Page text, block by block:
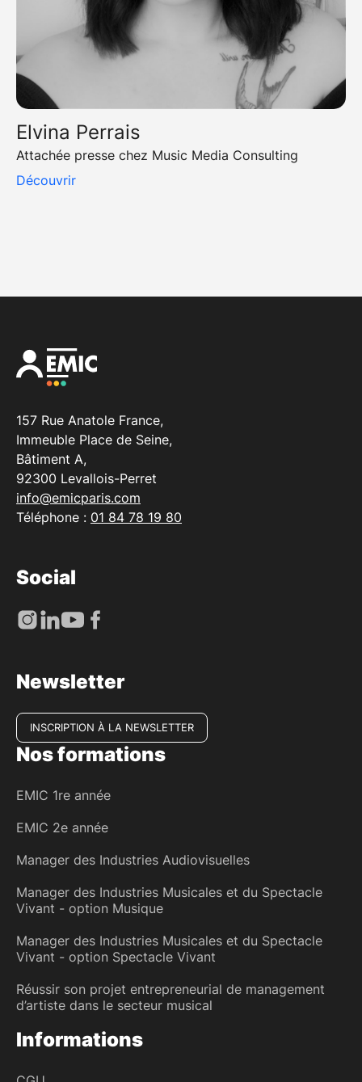
Elvina Perrais
Attachée presse chez Music Media Consulting
Découvrir
157 Rue Anatole France,
Immeuble Place de Seine,
Bâtiment A,
92300 Levallois-Perret
info@emicparis.com
Téléphone : 01 84 78 19 80
Social
Newsletter
INSCRIPTION À LA NEWSLETTER
Nos formations
EMIC 1re année
EMIC 2e année
Manager des Industries Audiovisuelles
Manager des Industries Musicales et du Spectacle
Vivant - option Musique
Manager des Industries Musicales et du Spectacle
Vivant - option Spectacle Vivant
Réussir son projet entrepreneurial de management
d’artiste dans le secteur musical
Informations